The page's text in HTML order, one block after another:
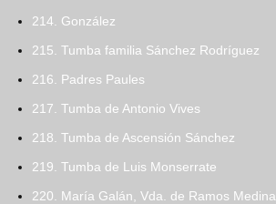
214. González
215. Tumba familia Sánchez Rodríguez
216. Padres Paules
217. Tumba de Antonio Vives
218. Tumba de Ascensión Sánchez
219. Tumba de Luis Monserrate
220. María Galán, Vda. de Ramos Medina